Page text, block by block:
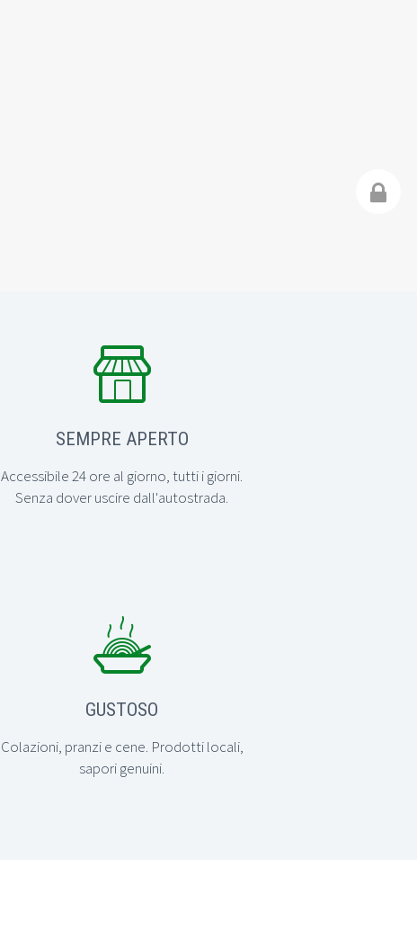


SEMPRE APERTO
Accessibile 24 ore al giorno, tutti i giorni.
Senza dover uscire dall'autostrada.


GUSTOSO
Colazioni, pranzi e cene. Prodotti locali,
sapori genuini.